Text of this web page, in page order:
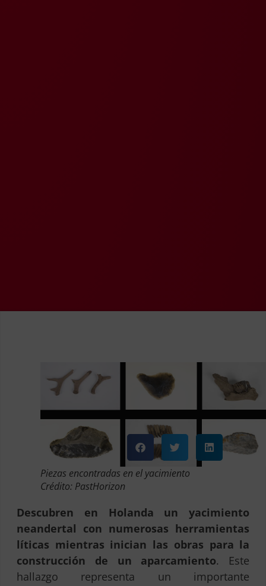
Piezas encontradas en el yacimiento
Crédito: PastHorizon
Descubren en Holanda un yacimiento
neandertal con numerosas herramientas
líticas mientras inician las obras para la
construcción de un aparcamiento. Este
hallazgo representa un importante